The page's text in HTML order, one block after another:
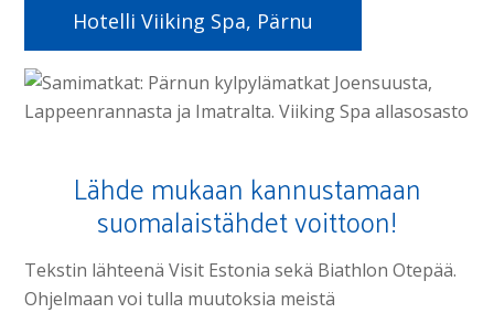
Hotelli Viiking Spa, Pärnu
Lähde mukaan kannustamaan
suomalaistähdet voittoon!
Tekstin lähteenä Visit Estonia sekä Biathlon Otepää.
Ohjelmaan voi tulla muutoksia meistä